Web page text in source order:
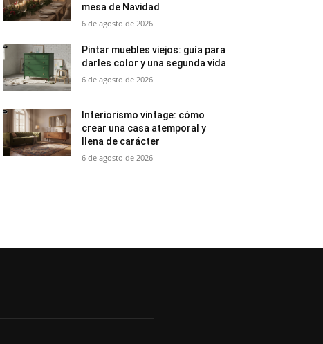
mesa de Navidad
6 de agosto de 2026
Pintar muebles viejos: guía para
darles color y una segunda vida
6 de agosto de 2026
Interiorismo vintage: cómo
crear una casa atemporal y
llena de carácter
6 de agosto de 2026